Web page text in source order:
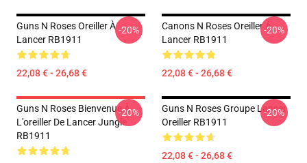
Guns N Roses Oreiller À
Lancer RB1911
22,08 € - 26,68 €
-20%
Canons N Roses Oreiller À
Lancer RB1911
22,08 € - 26,68 €
-20%
Guns N Roses Bienvenue À
L'oreiller De Lancer Jungle
RB1911
-20%
Guns N Roses Groupe Lancer
Oreiller RB1911
22,08 € - 26,68 €
-20%